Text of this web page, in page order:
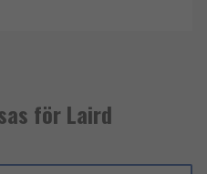
för Laird